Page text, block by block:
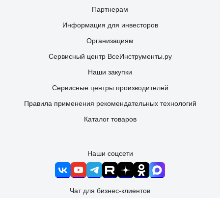
Партнерам
Информация для инвесторов
Организациям
Сервисный центр ВсеИнструменты.ру
Наши закупки
Сервисные центры производителей
Правила применения рекомендательных технологий
Каталог товаров
Наши соцсети
Чат для бизнес-клиентов